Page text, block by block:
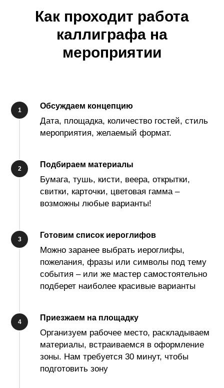
Как проходит работа
каллиграфа на
мероприятии
Обсуждаем концепцию
Дата, площадка, количество гостей, стиль
мероприятия, желаемый формат.
Подбираем материалы
Бумага, тушь, кисти, веера, открытки,
свитки, карточки, цветовая гамма –
возможны любые варианты!
Готовим список иероглифов
Можно заранее выбрать иероглифы,
пожелания, фразы или символы под тему
события – или же мастер самостоятельно
подберет наиболее красивые варианты
Приезжаем на площадку
Организуем рабочее место, раскладываем
материалы, встраиваемся в оформление
зоны. Нам требуется 30 минут, чтобы
подготовить зону